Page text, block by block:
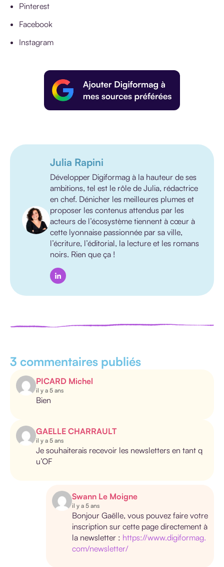
Pinterest
Facebook
Instagram
Julia Rapini
Développer Digiformag à la hauteur de ses
ambitions, tel est le rôle de Julia, rédactrice
en chef. Dénicher les meilleures plumes et
proposer les contenus attendus par les
acteurs de l’écosystème tiennent à cœur à
cette lyonnaise passionnée par sa ville,
l’écriture, l’éditorial, la lecture et les romans
noirs. Rien que ça !
3 commentaires publiés
PICARD Michel
il y a 5 ans
Bien
GAELLE CHARRAULT
il y a 5 ans
Je souhaiterais recevoir les newsletters en tant q
u’OF
Swann Le Moigne
il y a 5 ans
Bonjour Gaëlle, vous pouvez faire votre
inscription sur cette page directement à
la newsletter : https://www.digiformag.
com/newsletter/